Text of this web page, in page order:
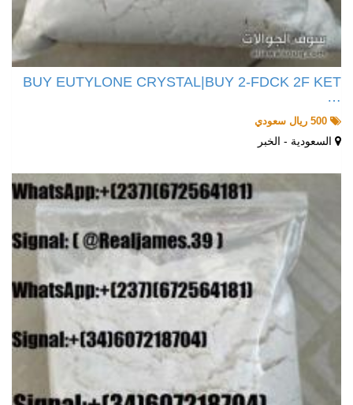
BUY EUTYLONE CRYSTAL|BUY 2-FDCK 2F KET
…
السعودية - الخبر